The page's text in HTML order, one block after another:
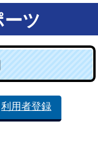
ツ
利用者登録